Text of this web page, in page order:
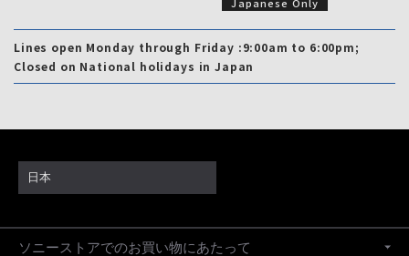
Lines open Monday through Friday :9:00am to 6:00pm;
Closed on National holidays in Japan
日本
ソニーストアでのお買い物にあたって